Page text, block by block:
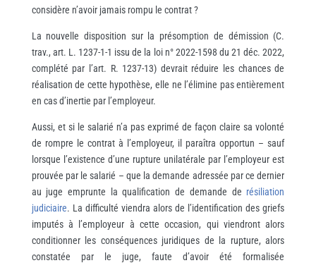
considère n’avoir jamais rompu le contrat ?
La nouvelle disposition sur la présomption de démission (C.
trav., art. L. 1237-1-1 issu de la loi n° 2022-1598 du 21 déc. 2022,
complété par l’art. R. 1237-13) devrait réduire les chances de
réalisation de cette hypothèse, elle ne l’élimine pas entièrement
en cas d’inertie par l’employeur.
Aussi, et si le salarié n’a pas exprimé de façon claire sa volonté
de rompre le contrat à l’employeur, il paraîtra opportun – sauf
lorsque l’existence d’une rupture unilatérale par l’employeur est
prouvée par le salarié – que la demande adressée par ce dernier
au juge emprunte la qualification de demande de résiliation
judiciaire. La difficulté viendra alors de l’identification des griefs
imputés à l’employeur à cette occasion, qui viendront alors
conditionner les conséquences juridiques de la rupture, alors
constatée par le juge, faute d’avoir été formalisée